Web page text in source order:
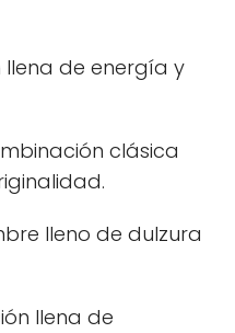
llena de energía y
clásica
lleno de dulzura
llena de